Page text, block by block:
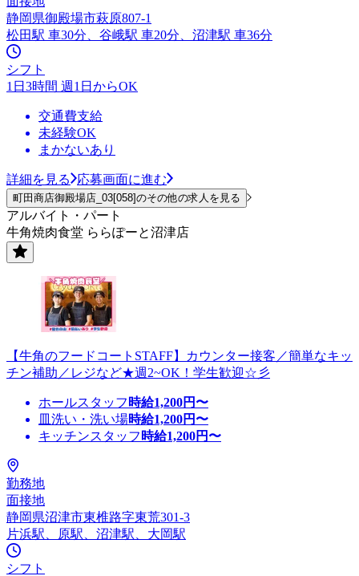
静岡県御殿場市萩原807-1
松田駅 車30分、谷峨駅 車20分、沼津駅 車36分
シフト
1日3時間 週1日からOK
交通費支給
未経験OK
まかないあり
詳細を見る 応募画面に進む
町田商店御殿場店_03[058]のその他の求人を見る
アルバイト・パート
牛角焼肉食堂 ららぽーと沼津店
【牛角のフードコートSTAFF】カウンター接客／簡単なキッ
チン補助／レジなど★週2~OK！学生歓迎☆彡
ホールスタッフ 時給1,200円〜
皿洗い・洗い場時給1,200円〜
キッチンスタッフ 時給1,200円〜
勤務地
面接地
静岡県沼津市東椎路字東荒301-3
片浜駅、原駅、沼津駅、大岡駅
シフト